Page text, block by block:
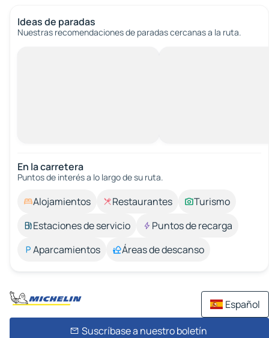
Ideas de paradas
Nuestras recomendaciones de paradas cercanas a la ruta.
En la carretera
Puntos de interés a lo largo de su ruta.
Alojamientos Restaurantes
Turismo
Estaciones de servicio
Puntos de recarga
Aparcamientos
Áreas de descanso
Español
Suscríbase a nuestro boletín